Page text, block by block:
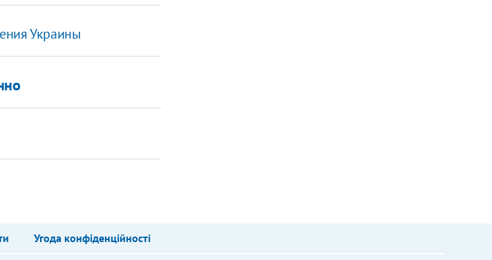
Украины
Угода конфіденційності